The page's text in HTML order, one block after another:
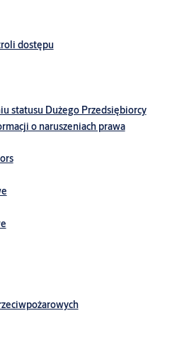
N532
dostępu
statusu Dużego Przedsiębiorcy
o naruszeniach prawa